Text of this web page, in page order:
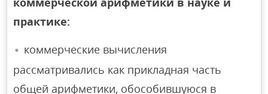
практике:
коммерческие вычисления
рассматривались как прикладная часть
общей арифметики, обособившуюся в